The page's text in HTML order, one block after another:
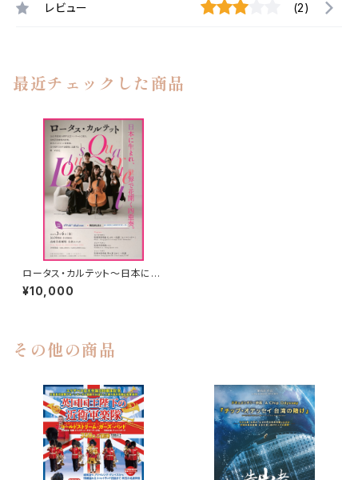
レビュー (2)
最近チェックした商品
ロータス・カルテット～日本に生
まれ、世界で花開く四重奏～協
賛
¥10,000
その他の商品